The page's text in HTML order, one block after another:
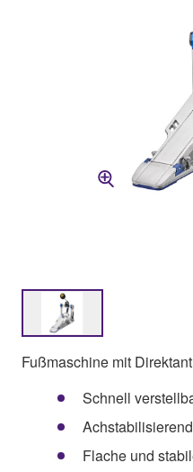
Fußmaschine mit
Schnell
Flache und